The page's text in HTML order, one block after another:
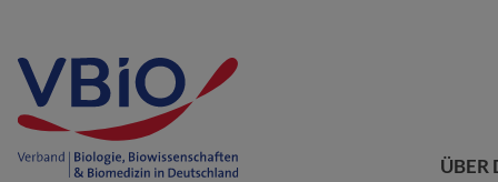
ÜBER